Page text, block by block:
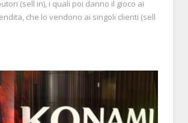
(sell in), i quali poi danno il gioco ai
che lo vendono ai singoli clienti (sell